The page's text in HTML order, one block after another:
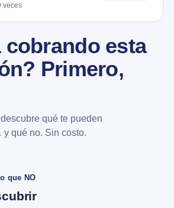
veces
cobrando esta
Primero,
qué te pueden
qué no. Sin costo.
que NO